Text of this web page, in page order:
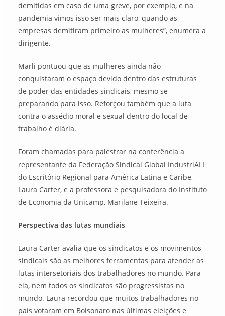
demitidas em caso de uma greve, por exemplo, e na
pandemia vimos isso ser mais claro, quando as
empresas demitiram primeiro as mulheres”, enumera a
dirigente.
Marli pontuou que as mulheres ainda não
conquistaram o espaço devido dentro das estruturas
de poder das entidades sindicais, mesmo se
preparando para isso. Reforçou também que a luta
contra o assédio moral e sexual dentro do local de
trabalho é diária.
Foram chamadas para palestrar na conferência a
representante da Federação Sindical Global IndustriALL
do Escritório Regional para América Latina e Caribe,
Laura Carter, e a professora e pesquisadora do Instituto
de Economia da Unicamp, Marilane Teixeira.
Perspectiva das lutas mundiais
Laura Carter avalia que os sindicatos e os movimentos
sindicais são as melhores ferramentas para atender as
lutas intersetoriais dos trabalhadores no mundo. Para
ela, nem todos os sindicatos são progressistas no
mundo. Laura recordou que muitos trabalhadores no
país votaram em Bolsonaro nas últimas eleições e